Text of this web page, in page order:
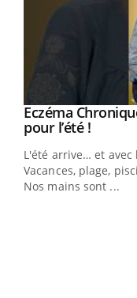
Youtube
Eczéma
pour l’été !Youtube
L'été arrive… et avec
Vacances, plage,
Nos mains sont ...